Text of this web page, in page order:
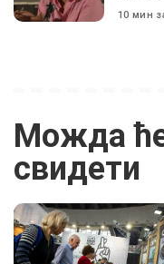
10 мин
Можда
свидети